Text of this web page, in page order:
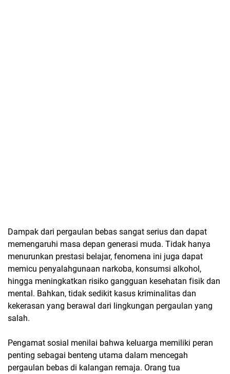
Dampak dari pergaulan bebas sangat serius dan dapat
memengaruhi masa depan generasi muda. Tidak hanya
menurunkan prestasi belajar, fenomena ini juga dapat
memicu penyalahgunaan narkoba, konsumsi alkohol,
hingga meningkatkan risiko gangguan kesehatan fisik dan
mental. Bahkan, tidak sedikit kasus kriminalitas dan
kekerasan yang berawal dari lingkungan pergaulan yang
salah.
Pengamat sosial menilai bahwa keluarga memiliki peran
penting sebagai benteng utama dalam mencegah
pergaulan bebas di kalangan remaja. Orang tua